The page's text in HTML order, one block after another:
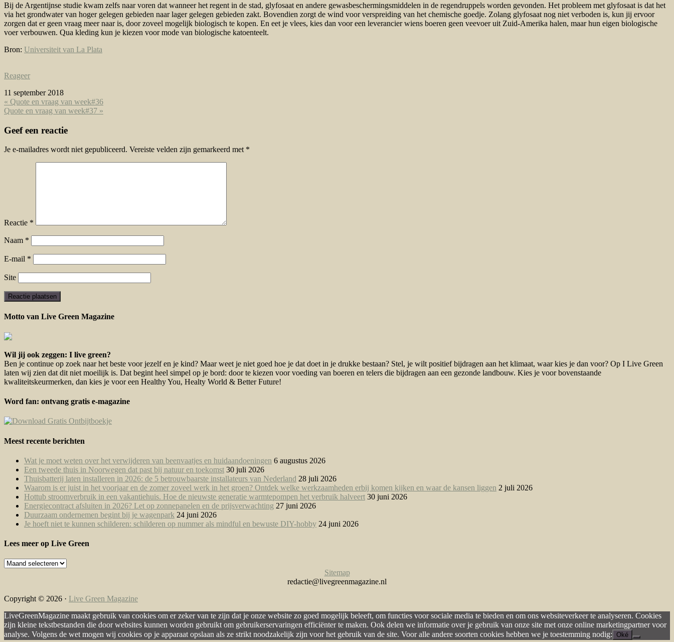
Bij de Argentijnse studie kwam zelfs naar voren dat wanneer het regent in de stad, glyfosaat en andere gewasbeschermingsmiddelen in de regendruppels worden gevonden. Het probleem met glyfosaat is dat het
via het grondwater van hoger gelegen gebieden naar lager gelegen gebieden zakt. Bovendien zorgt de wind voor verspreiding van het chemische goedje. Zolang glyfosaat nog niet verboden is, kun jij ervoor
zorgen dat er geen vraag meer naar is, door zoveel mogelijk biologisch te kopen. En eet je vlees, kies dan voor een leverancier wiens boeren geen veevoer uit Zuid-Amerika halen, maar hun eigen biologische
voer verbouwen. Qua kleding kun je kiezen voor mode van biologische katoenteelt.
Bron: Universiteit van La Plata
Reageer
11 september 2018
« Quote en vraag van week#36
Quote en vraag van week#37 »
Geef een reactie
Je e-mailadres wordt niet gepubliceerd. Vereiste velden zijn gemarkeerd met *
Reactie *
Naam *
E-mail *
Site
Motto van Live Green Magazine
Wil jij ook zeggen: I live green?
Ben je continue op zoek naar het beste voor jezelf en je kind? Maar weet je niet goed hoe je dat doet in je drukke bestaan? Stel, je wilt positief bijdragen aan het klimaat, waar kies je dan voor? Op I Live Green
laten wij zien dat dit niet moeilijk is. Dat begint heel simpel op je bord: door te kiezen voor voeding van boeren en telers die bijdragen aan een gezonde landbouw. Kies je voor bovenstaande
kwaliteitskeurmerken, dan kies je voor een Healthy You, Healty World & Better Future!
Word fan: ontvang gratis e-magazine
Meest recente berichten
Wat je moet weten over het verwijderen van beenvaatjes en huidaandoeningen 6 augustus 2026
Een tweede thuis in Noorwegen dat past bij natuur en toekomst 30 juli 2026
Thuisbatterij laten installeren in 2026: de 5 betrouwbaarste installateurs van Nederland 28 juli 2026
Waarom is er juist in het voorjaar en de zomer zoveel werk in het groen? Ontdek welke werkzaamheden erbij komen kijken en waar de kansen liggen 2 juli 2026
Hottub stroomverbruik in een vakantiehuis. Hoe de nieuwste generatie warmtepompen het verbruik halveert 30 juni 2026
Energiecontract afsluiten in 2026? Let op zonnepanelen en de prijsverwachting 27 juni 2026
Duurzaam ondernemen begint bij je wagenpark 24 juni 2026
Je hoeft niet te kunnen schilderen: schilderen op nummer als mindful en bewuste DIY-hobby 24 juni 2026
Lees meer op Live Green
Lees
Green
Sitemap
redactie@livegreenmagazine.nl
Copyright © 2026 · Live Green Magazine
LiveGreenMagazine maakt gebruik van cookies om er zeker van te zijn dat je onze website zo goed mogelijk beleeft, om functies voor sociale media te bieden en om ons websiteverkeer te analyseren. Cookies
zijn kleine tekstbestanden die door websites kunnen worden gebruikt om gebruikerservaringen efficiënter te maken. Ook delen we informatie over je gebruik van onze site met onze online marketingpartner voor
analyse. Volgens de wet mogen wij cookies op je apparaat opslaan als ze strikt noodzakelijk zijn voor het gebruik van de site. Voor alle andere soorten cookies hebben we je toestemming nodig: Oké